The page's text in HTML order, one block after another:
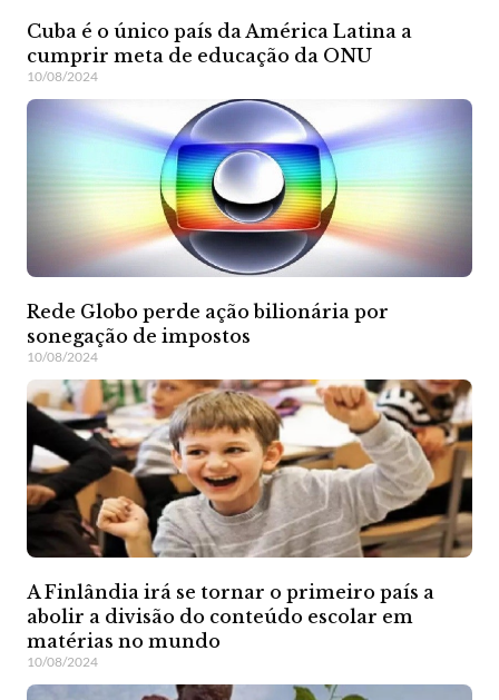
Cuba é o único país da América Latina a
cumprir meta de educação da ONU
10/08/2024
Rede Globo perde ação bilionária por
sonegação de impostos
10/08/2024
A Finlândia irá se tornar o primeiro país a
abolir a divisão do conteúdo escolar em
matérias no mundo
10/08/2024